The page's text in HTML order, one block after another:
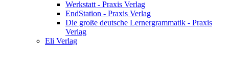
Werkstatt - Praxis Verlag
EndStation - Praxis Verlag
Die große deutsche Lernergrammatik - Praxis
Verlag
Eli Verlag